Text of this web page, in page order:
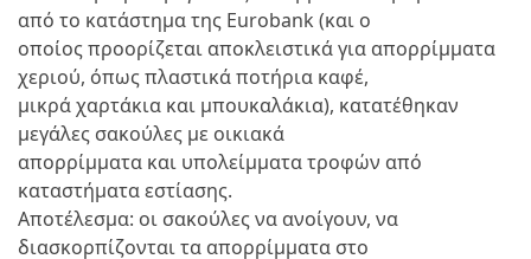
από το κατάστημα της Eurobank (και ο
οποίος προορίζεται αποκλειστικά για απορρίμματα
χεριού, όπως πλαστικά ποτήρια καφέ,
μικρά χαρτάκια και μπουκαλάκια), κατατέθηκαν
μεγάλες σακούλες με οικιακά
απορρίμματα και υπολείμματα τροφών από
καταστήματα εστίασης.
Αποτέλεσμα: οι σακούλες να ανοίγουν, να
διασκορπίζονται τα απορρίμματα στο